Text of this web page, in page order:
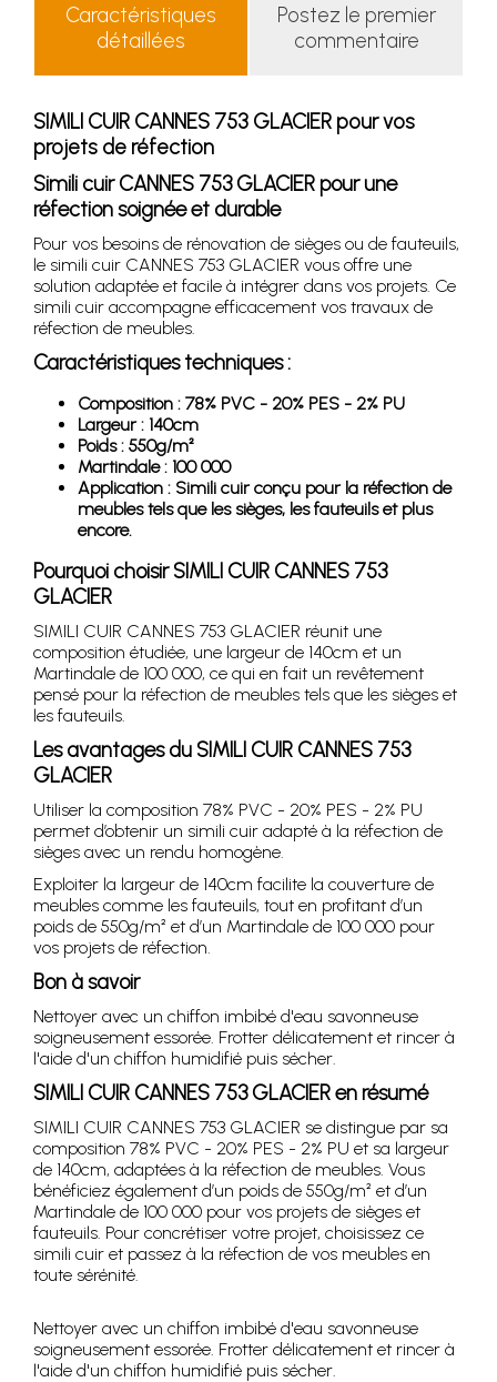
Caractéristiques
détaillées
Postez le premier
commentaire
SIMILI CUIR CANNES 753 GLACIER pour vos
projets de réfection
Simili cuir CANNES 753 GLACIER pour une
réfection soignée et durable
Pour vos besoins de rénovation de sièges ou de fauteuils,
le simili cuir CANNES 753 GLACIER vous offre une
solution adaptée et facile à intégrer dans vos projets. Ce
simili cuir accompagne efficacement vos travaux de
réfection de meubles.
Caractéristiques techniques :
Composition : 78% PVC - 20% PES - 2% PU
Largeur : 140cm
Poids : 550g/m²
Martindale : 100 000
Application : Simili cuir conçu pour la réfection de
meubles tels que les sièges, les fauteuils et plus
encore.
Pourquoi choisir SIMILI CUIR CANNES 753
GLACIER
SIMILI CUIR CANNES 753 GLACIER réunit une
composition étudiée, une largeur de 140cm et un
Martindale de 100 000, ce qui en fait un revêtement
pensé pour la réfection de meubles tels que les sièges et
les fauteuils.
Les avantages du SIMILI CUIR CANNES 753
GLACIER
Utiliser la composition 78% PVC - 20% PES - 2% PU
permet d’obtenir un simili cuir adapté à la réfection de
sièges avec un rendu homogène.
Exploiter la largeur de 140cm facilite la couverture de
meubles comme les fauteuils, tout en profitant d’un
poids de 550g/m² et d’un Martindale de 100 000 pour
vos projets de réfection.
Bon à savoir
Nettoyer avec un chiffon imbibé d'eau savonneuse
soigneusement essorée. Frotter délicatement et rincer à
l'aide d'un chiffon humidifié puis sécher.
SIMILI CUIR CANNES 753 GLACIER en résumé
SIMILI CUIR CANNES 753 GLACIER se distingue par sa
composition 78% PVC - 20% PES - 2% PU et sa largeur
de 140cm, adaptées à la réfection de meubles. Vous
bénéficiez également d’un poids de 550g/m² et d’un
Martindale de 100 000 pour vos projets de sièges et
fauteuils. Pour concrétiser votre projet, choisissez ce
simili cuir et passez à la réfection de vos meubles en
toute sérénité.
Nettoyer avec un chiffon imbibé d'eau savonneuse
soigneusement essorée. Frotter délicatement et rincer à
l'aide d'un chiffon humidifié puis sécher.